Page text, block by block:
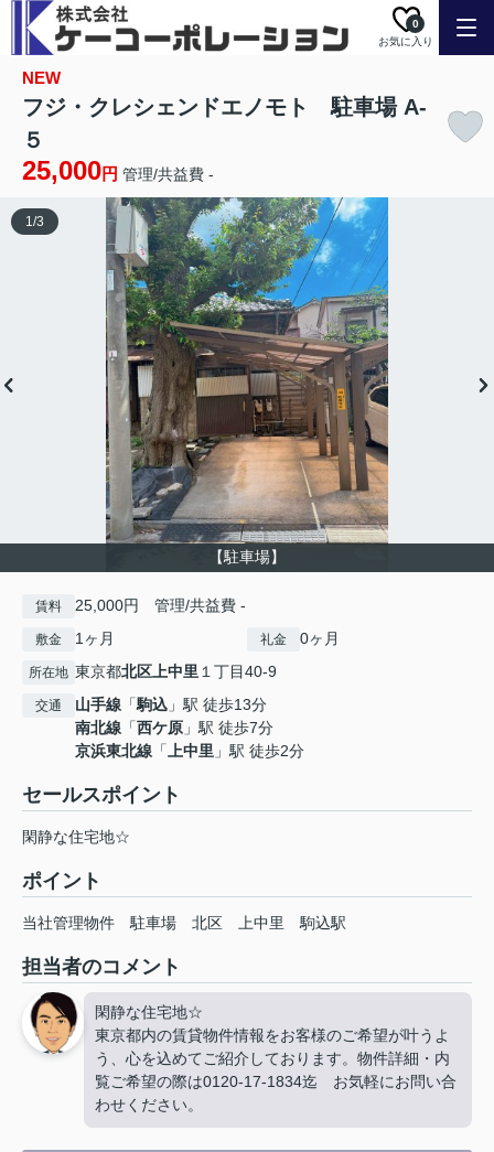
お気に入り
0
NEW
フジ・クレシェンドエノモト 駐車場 A-
５
25,000円 管理/共益費 -
【駐車場】
1/3
賃料 25,000円 管理/共益費 -
敷金 1ヶ月 礼金 0ヶ月
所在地 東京都北区上中里１丁目40-9
交通 山手線 「駒込 」駅 徒歩13分
南北線 「西ケ原 」駅 徒歩7分
京浜東北線 「上中里 」駅 徒歩2分
セールスポイント
閑静な住宅地☆
ポイント
当社管理物件 駐車場 北区 上中里 駒込駅
担当者のコメント
閑静な住宅地☆
東京都内の賃貸物件情報をお客様のご希望が叶うよ
う、心を込めてご紹介しております。物件詳細・内
覧ご希望の際は0120-17-1834迄 お気軽にお問い合
わせください。